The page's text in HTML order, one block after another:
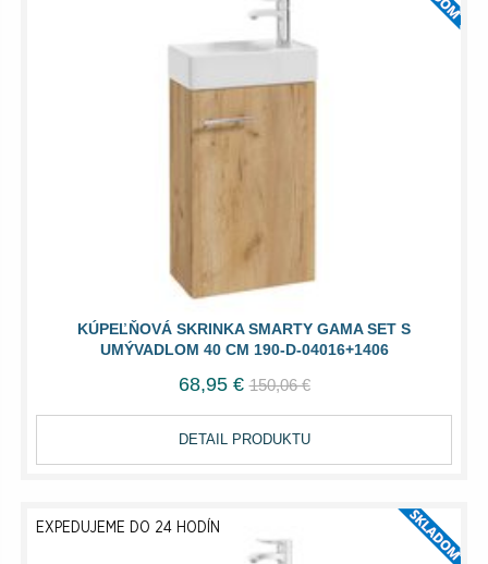
KÚPEĽŇOVÁ SKRINKA SMARTY GAMA SET S
UMÝVADLOM 40 CM 190-D-04016+1406
68,95 € 150,06 €
DETAIL PRODUKTU
EXPEDUJEME DO 24 HODÍN